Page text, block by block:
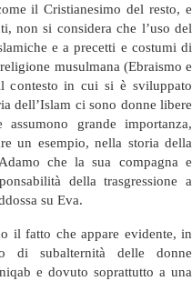
il Cristianesimo del resto, e
non si considera che l’uso del
e a precetti e costumi di
musulmana (Ebraismo e
contesto in cui si è sviluppato
dell’Islam ci sono donne libere
grande importanza,
un esempio, nella storia della
che la sua compagna e
della trasgressione a
su Eva.
il fatto che appare evidente, in
di subalternità delle donne
e dovuto soprattutto a una